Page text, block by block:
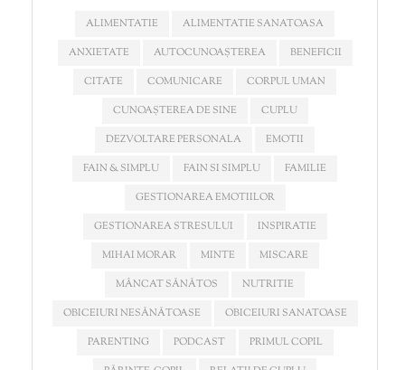
ALIMENTATIE
ALIMENTATIE SANATOASA
ANXIETATE
AUTOCUNOAȘTEREA
BENEFICII
CITATE
COMUNICARE
CORPUL UMAN
CUNOAȘTEREA DE SINE
CUPLU
DEZVOLTARE PERSONALA
EMOTII
FAIN & SIMPLU
FAIN SI SIMPLU
FAMILIE
GESTIONAREA EMOTIILOR
GESTIONAREA STRESULUI
INSPIRATIE
MIHAI MORAR
MINTE
MISCARE
MÂNCAT SĂNĂTOS
NUTRITIE
OBICEIURI NESĂNĂTOASE
OBICEIURI SANATOASE
PARENTING
PODCAST
PRIMUL COPIL